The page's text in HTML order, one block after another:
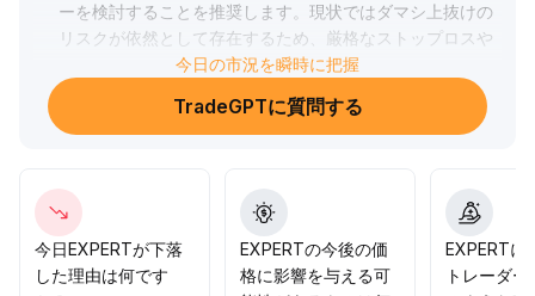
ーを検討することを推奨します。現状ではダマシ上抜けの
リスクが依然として存在するため、厳格なストップロスや
ポジション管理を徹底し、高値追いによるドローダウンリ
スクを回避しましょう。
今日の市況を瞬時に把握
TradeGPTに質問する
今日EXPERTが下落
した理由は何です
EXPERTの今後の価
格に影響を与える可
EXPERTに
トレーダ